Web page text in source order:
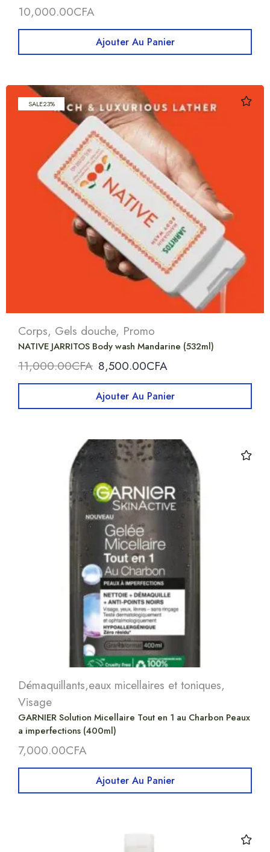
10,000.00CFA
Ajouter Au Panier
SALE23%
Corps, Gels douche, Promo
NATIVE JARRITOS Body wash Mandarine (532ml)
11,000.00CFA 8,500.00CFA
Ajouter Au Panier
Démaquillants,eaux micellaires et toniques,
Visage
GARNIER Solution Micellaire Tout en 1 au Charbon Peaux
a imperfections (400ml)
7,000.00CFA
Ajouter Au Panier